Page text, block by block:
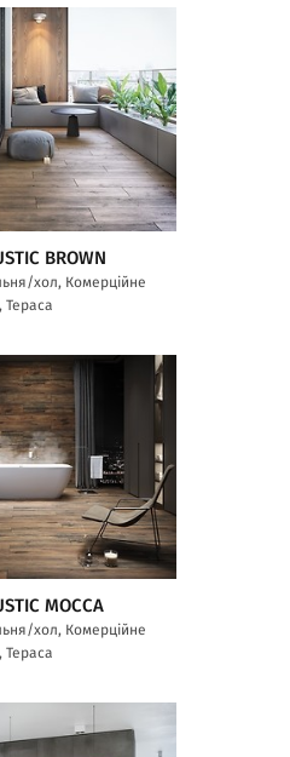
BROWN
хол, Комерційне
MOCCA
хол, Комерційне